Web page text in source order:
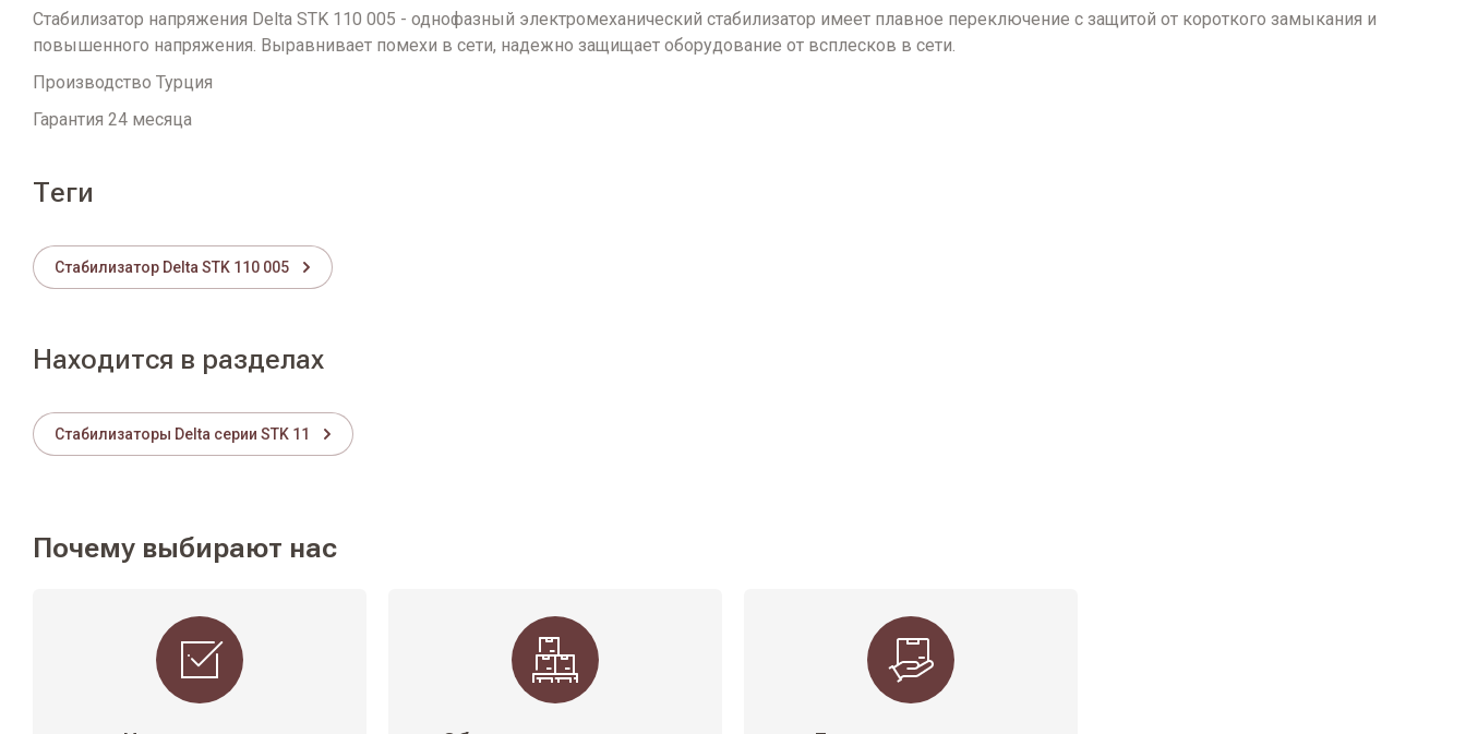
Стабилизатор напряжения Delta STK 110 005 - однофазный электромеханический стабилизатор имеет плавное переключение с защитой от короткого замыкания и
повышенного напряжения. Выравнивает помехи в сети, надежно защищает оборудование от всплесков в сети.
Производство Турция
Гарантия 24 месяца
теги
Стабилизатор Delta STK 110 005
Находится в разделах
Стабилизаторы Delta серии STK 11
Почему выбирают нас